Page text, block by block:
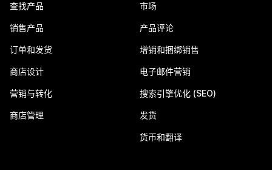
查找产品
销售产品
订单和发货
商店设计
营销与转化
商店管理
市场
产品评论
增销和捆绑销售
电子邮件营销
搜索引擎优化 (SEO)
发货
货币和翻译